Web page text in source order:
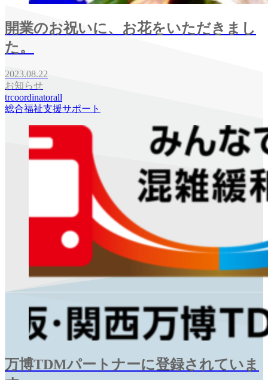
開業のお祝いに、お花をいただきまし
た。
2023.08.22
お知らせ
trcoordinatorall
総合福祉支援サポート
万博TDMパートナーに登録されていま